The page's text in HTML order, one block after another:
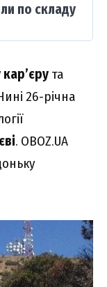
по складу
та
26-річна
. OBOZ.UA